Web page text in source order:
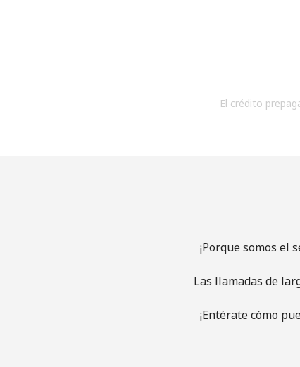
El crédito
¡Porque somos el
Las llamadas de
¡Entérate cómo